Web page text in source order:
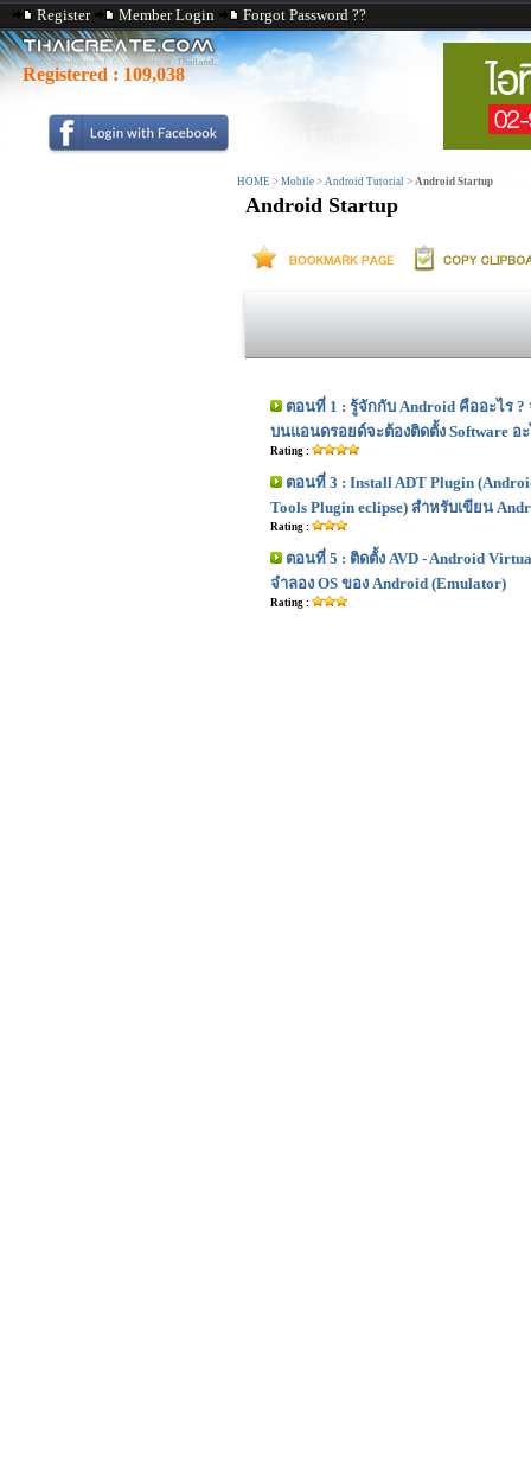
Register Member Login Forgot Password ??
Registered : 109,038
HOME > Mobile > Android Tutorial > Android Startup
Android Startup
ตอนที่ 1 : รู้จักกับ Android คืออะไร ?
บนแอนดรอยด์จะต้องติดตั้ง Software อะ
Rating :
ตอนที่ 3 : Install ADT Plugin
Tools Plugin eclipse) สำหรับเขียน
Rating :
ตอนที่ 5 : ติดตั้ง AVD - Android
จำลอง OS ของ Android (Emulator)
Rating :